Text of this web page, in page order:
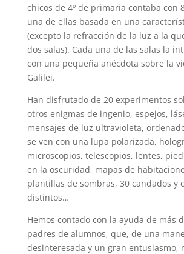
chicos de 4º de primaria contaba con
una de ellas basada en una
(excepto la refracción de la luz a la
dos salas). Cada una de las salas la
con una pequeña anécdota sobre la
Galilei.
Han disfrutado de 20 experimentos
otros enigmas de ingenio, espejos,
mensajes de luz ultravioleta,
se ven con una lupa polarizada,
microscopios, telescopios, lentes,
en la oscuridad, mapas de
plantillas de sombras, 30 candados y
distintos…
Hemos contado con la ayuda de más
padres de alumnos, que, de una
desinteresada y un gran entusiasmo,